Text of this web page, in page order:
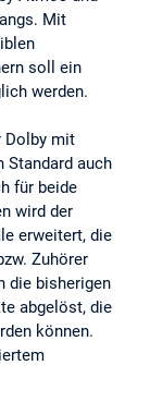
Mit
soll ein
werden.
Dolby mit
Standard auch
für beide
wird der
erweitert, die
Zuhörer
die bisherigen
abgelöst, die
können.